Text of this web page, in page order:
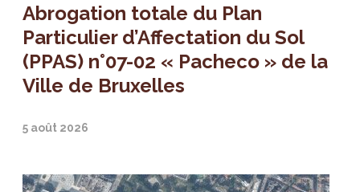
Abrogation totale du Plan
Particulier d’Affectation du Sol
(PPAS) n°07-02 « Pacheco » de la
Ville de Bruxelles
5 août 2026